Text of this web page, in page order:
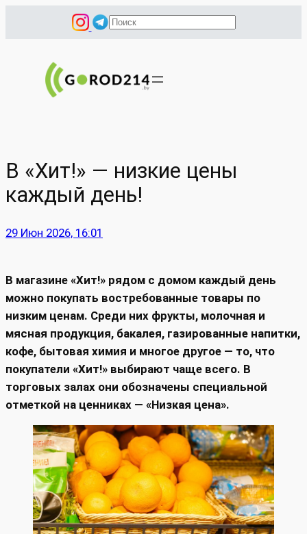
П
с
В «Хит!» — низкие цены
каждый день!
29 Июн 2026, 16:01
В магазине «Хит!» рядом с домом каждый день
можно покупать востребованные товары по
низким ценам. Среди них фрукты, молочная и
мясная продукция, бакалея, газированные напитки,
кофе, бытовая химия и многое другое — то, что
покупатели «Хит!» выбирают чаще всего. В
торговых залах они обозначены специальной
отметкой на ценниках — «Низкая цена».